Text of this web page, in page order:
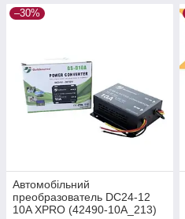
–30%
Автомобільний
преобразователь DC24-12
10A XPRO (42490-10A_213)